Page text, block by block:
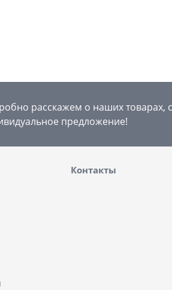
расскажем о наших товарах,
предложение!
Контакты